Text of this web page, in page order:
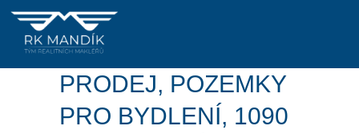
PRODEJ, POZEMKY
PRO BYDLENÍ, 1090